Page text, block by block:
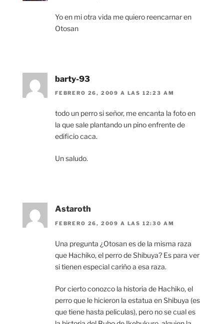
Yo en mi otra vida me quiero reencarnar en
Otosan
barty-93
FEBRERO 26, 2009 A LAS 12:23 AM
todo un perro si señor, me encanta la foto en
la que sale plantando un pino enfrente de
edificio caca.
Un saludo.
Astaroth
FEBRERO 26, 2009 A LAS 12:30 AM
Una pregunta ¿Otosan es de la misma raza
que Hachiko, el perro de Shibuya? Es para ver
si tienen especial cariño a esa raza.
Por cierto conozco la historia de Hachiko, el
perro que le hicieron la estatua en Shibuya (es
que tiene hasta peliculas), pero no se cual es